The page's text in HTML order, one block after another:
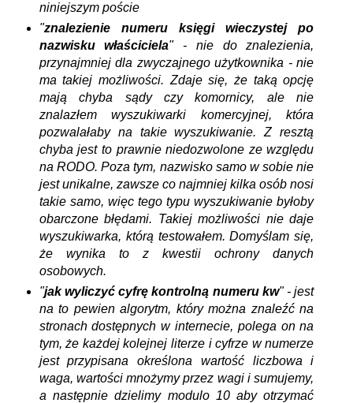
niniejszym poście
"znalezienie numeru księgi wieczystej po
nazwisku właściciela" - nie do znalezienia,
przynajmniej dla zwyczajnego użytkownika - nie
ma takiej możliwości. Zdaje się, że taką opcję
mają chyba sądy czy komornicy, ale nie
znalazłem wyszukiwarki komercyjnej, która
pozwalałaby na takie wyszukiwanie. Z resztą
chyba jest to prawnie niedozwolone ze względu
na RODO. Poza tym, nazwisko samo w sobie nie
jest unikalne, zawsze co najmniej kilka osób nosi
takie samo, więc tego typu wyszukiwanie byłoby
obarczone błędami. Takiej możliwości nie daje
wyszukiwarka, którą testowałem. Domyślam się,
że wynika to z kwestii ochrony danych
osobowych.
"jak wyliczyć cyfrę kontrolną numeru kw" - jest
na to pewien algorytm, który można znaleźć na
stronach dostępnych w internecie, polega on na
tym, że każdej kolejnej literze i cyfrze w numerze
jest przypisana określona wartość liczbowa i
waga, wartości mnożymy przez wagi i sumujemy,
a następnie dzielimy modulo 10 aby otrzymać